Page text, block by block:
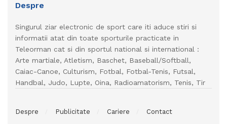
Despre
Singurul ziar electronic de sport care iti aduce stiri si
informatii atat din toate sporturile practicate in
Teleorman cat si din sportul national si international :
Arte martiale, Atletism, Baschet, Baseball/Softball,
Caiac-Canoe, Culturism, Fotbal, Fotbal-Tenis, Futsal,
Handbal, Judo, Lupte, Oina, Radioamatorism, Tenis, Tir
Despre Publicitate Cariere Contact